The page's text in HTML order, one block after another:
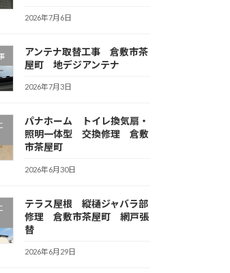
2026年7月6日
アンテナ取替工事 倉敷市茶
屋町 地デジアンテナ
2026年7月3日
パナホーム トイレ換気扇・
照明一体型 交換修理 倉敷
市茶屋町
2026年6月30日
テラス屋根 縦樋ジャバラ部
修理 倉敷市茶屋町 網戸張
替
2026年6月29日